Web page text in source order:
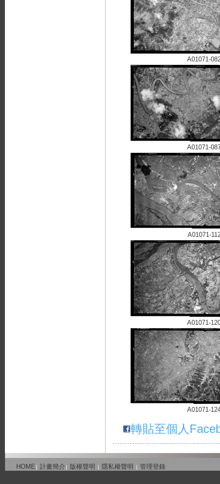
A01071-
A01071-
A01071-
A01071-
A01071-
轉貼至個人
HOME ∣ 計畫簡介 ∣ 版權聲明 ∣ 隱私權聲明 ∣ 管理登錄